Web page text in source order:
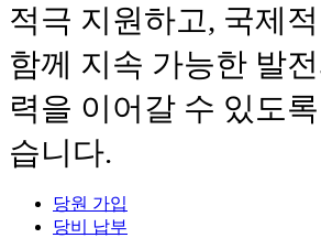
적극 지원하고, 국제
함께 지속 가능한 발
력을 이어갈 수 있도
습니다.
당원 가입
당비 납부